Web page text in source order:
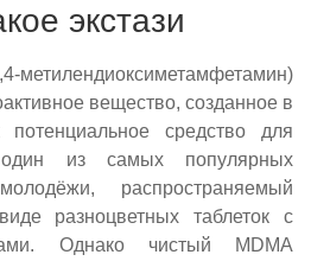
экстази
метилендиоксиметамфетамин)
вещество, созданное в
средство для
из самых популярных
распространяемый
разноцветных таблеток с
Однако чистый MDMA